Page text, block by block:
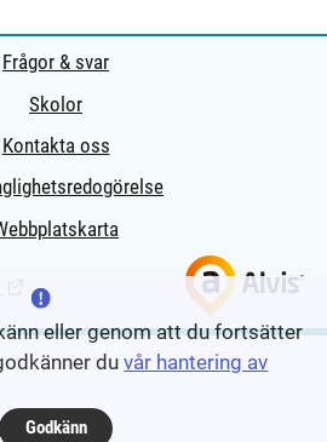
Frågor & svar
Skolor
Kontakta oss
(Länk till extern sida.)
eller genom att du fortsätter
duvår hantering av
Godkänn